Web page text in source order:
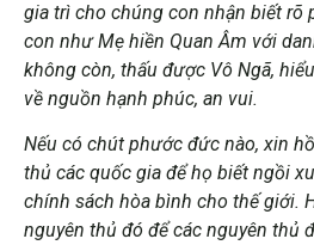
gia trì cho chúng con nhận biết rõ
con như Mẹ hiền Quan Âm với
không còn, thấu được Vô Ngã,
về nguồn hạnh phúc, an vui.
Nếu có chút phước đức nào, xin
thủ các quốc gia để họ biết ngồi
chính sách hòa bình cho thế giới.
nguyên thủ đó để các nguyên thủ